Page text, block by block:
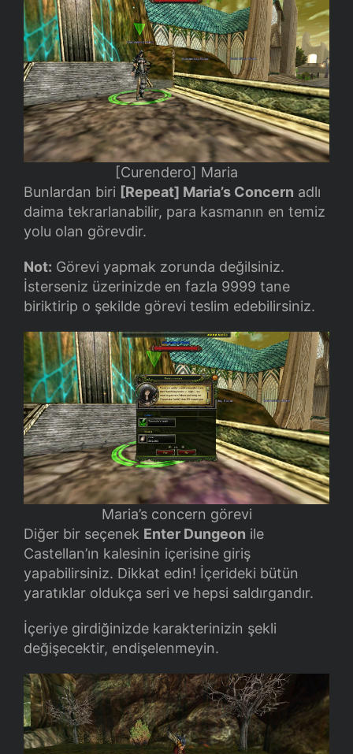
[Curendero] Maria
Bunlardan biri [Repeat] Maria’s Concern adlı
daima tekrarlanabilir, para kasmanın en temiz
yolu olan görevdir.
Not: Görevi yapmak zorunda değilsiniz.
İsterseniz üzerinizde en fazla 9999 tane
biriktirip o şekilde görevi teslim edebilirsiniz.
Maria’s concern görevi
Diğer bir seçenek Enter Dungeon ile
Castellan’ın kalesinin içerisine giriş
yapabilirsiniz. Dikkat edin! İçerideki bütün
yaratıklar oldukça seri ve hepsi saldırgandır.
İçeriye girdiğinizde karakterinizin şekli
değişecektir, endişelenmeyin.